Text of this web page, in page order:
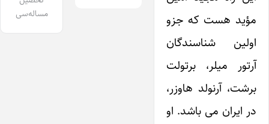
مؤید هست که جزو
اولین شناسندگان
آرتور میلر، برتولت
برشت، آرنولد هاوزر،
در ایران می باشد. او
مساله‌سی